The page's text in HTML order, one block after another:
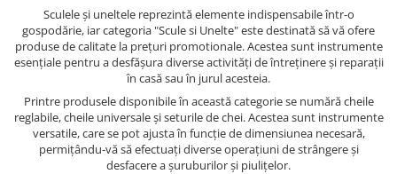
Sculele și uneltele reprezintă elemente indispensabile într-o
gospodărie, iar categoria "Scule si Unelte" este destinată să vă ofere
produse de calitate la prețuri promotionale. Acestea sunt instrumente
esențiale pentru a desfășura diverse activități de întreținere și reparații
în casă sau în jurul acesteia.
Printre produsele disponibile în această categorie se numără cheile
reglabile, cheile universale și seturile de chei. Acestea sunt instrumente
versatile, care se pot ajusta în funcție de dimensiunea necesară,
permițându-vă să efectuați diverse operațiuni de strângere și
desfacere a șuruburilor și piulițelor.